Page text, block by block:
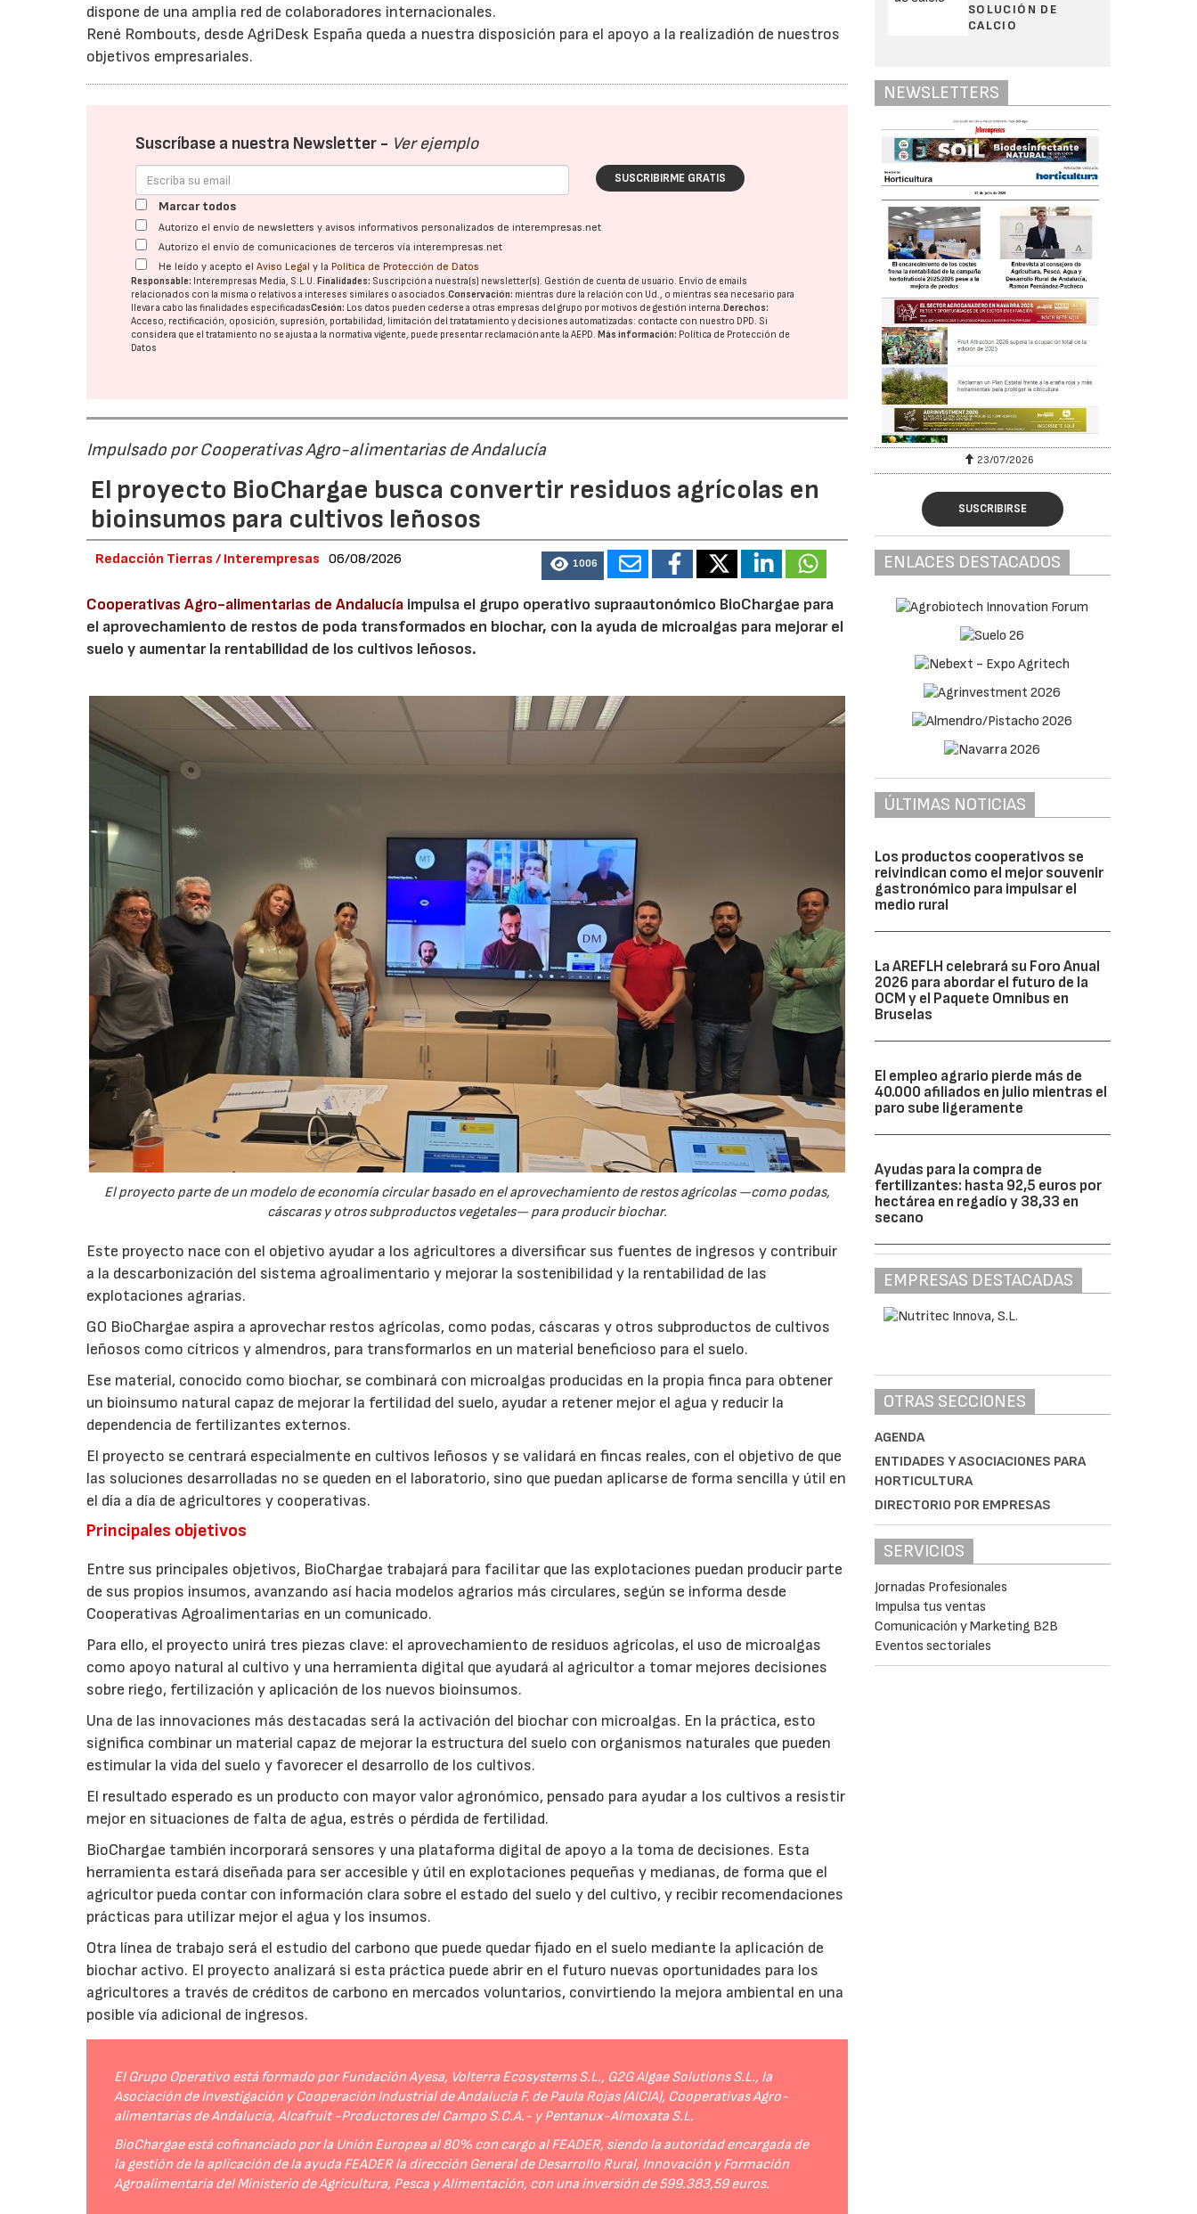
dispone de una amplia red de colaboradores internacionales.
René Rombouts, desde AgriDesk España queda a nuestra disposición para el apoyo a la realizadión de nuestros
objetivos empresariales.
Suscríbase a nuestra Newsletter - Ver ejemplo
SUSCRIBIRME GRATIS
Marcar todos
Autorizo el envío de newsletters y avisos informativos personalizados de interempresas.net
Autorizo el envío de comunicaciones de terceros vía interempresas.net
He leído y acepto elAviso Legal y la Política de Protección de Datos
Responsable: Interempresas Media, S.L.U. Finalidades: Suscripción a nuestra(s) newsletter(s). Gestión de cuenta de usuario. Envío de emails
relacionados con la misma o relativos a intereses similares o asociados.Conservación: mientras dure la relación con Ud., o mientras sea necesario para
llevar a cabo las finalidades especificadasCesión: Los datos pueden cederse a otras empresas del grupo por motivos de gestión interna. Derechos:
Acceso, rectificación, oposición, supresión, portabilidad, limitación del tratatamiento y decisiones automatizadas: contacte con nuestro DPD. Si
considera que el tratamiento no se ajusta a la normativa vigente, puede presentar reclamación ante laAEPD. Más información: Política de Protección de
Datos
Impulsado por Cooperativas Agro-alimentarias de Andalucía
El proyecto BioChargae busca convertir residuos agrícolas en
bioinsumos para cultivos leñosos
Redacción Tierras / Interempresas 06/08/2026 1006
Cooperativas Agro-alimentarias de Andalucía impulsa el grupo operativo supraautonómico BioChargae para
el aprovechamiento de restos de poda transformados en biochar, con la ayuda de microalgas para mejorar el
suelo y aumentar la rentabilidad de los cultivos leñosos.
El proyecto parte de un modelo de economía circular basado en el aprovechamiento de restos agrícolas —como podas,
cáscaras y otros subproductos vegetales— para producir biochar.
Este proyecto nace con el objetivo ayudar a los agricultores a diversificar sus fuentes de ingresos y contribuir
a la descarbonización del sistema agroalimentario y mejorar la sostenibilidad y la rentabilidad de las
explotaciones agrarias.
GO BioChargae aspira a aprovechar restos agrícolas, como podas, cáscaras y otros subproductos de cultivos
leñosos como cítricos y almendros, para transformarlos en un material beneficioso para el suelo.
Ese material, conocido como biochar, se combinará con microalgas producidas en la propia finca para obtener
un bioinsumo natural capaz de mejorar la fertilidad del suelo, ayudar a retener mejor el agua y reducir la
dependencia de fertilizantes externos.
El proyecto se centrará especialmente en cultivos leñosos y se validará en fincas reales, con el objetivo de que
las soluciones desarrolladas no se queden en el laboratorio, sino que puedan aplicarse de forma sencilla y útil en
el día a día de agricultores y cooperativas.
Principales objetivos
Entre sus principales objetivos, BioChargae trabajará para facilitar que las explotaciones puedan producir parte
de sus propios insumos, avanzando así hacia modelos agrarios más circulares, según se informa desde
Cooperativas Agroalimentarias en un comunicado.
Para ello, el proyecto unirá tres piezas clave: el aprovechamiento de residuos agrícolas, el uso de microalgas
como apoyo natural al cultivo y una herramienta digital que ayudará al agricultor a tomar mejores decisiones
sobre riego, fertilización y aplicación de los nuevos bioinsumos.
Una de las innovaciones más destacadas será la activación del biochar con microalgas. En la práctica, esto
significa combinar un material capaz de mejorar la estructura del suelo con organismos naturales que pueden
estimular la vida del suelo y favorecer el desarrollo de los cultivos.
El resultado esperado es un producto con mayor valor agronómico, pensado para ayudar a los cultivos a resistir
mejor en situaciones de falta de agua, estrés o pérdida de fertilidad.
BioChargae también incorporará sensores y una plataforma digital de apoyo a la toma de decisiones. Esta
herramienta estará diseñada para ser accesible y útil en explotaciones pequeñas y medianas, de forma que el
agricultor pueda contar con información clara sobre el estado del suelo y del cultivo, y recibir recomendaciones
prácticas para utilizar mejor el agua y los insumos.
Otra línea de trabajo será el estudio del carbono que puede quedar fijado en el suelo mediante la aplicación de
biochar activo. El proyecto analizará si esta práctica puede abrir en el futuro nuevas oportunidades para los
agricultores a través de créditos de carbono en mercados voluntarios, convirtiendo la mejora ambiental en una
posible vía adicional de ingresos.
El Grupo Operativo está formado por Fundación Ayesa, Volterra Ecosystems S.L., G2G Algae Solutions S.L., la
Asociación de Investigación y Cooperación Industrial de Andalucía F. de Paula Rojas (AICIA), Cooperativas Agro-
alimentarias de Andalucía, Alcafruit -Productores del Campo S.C.A.- y Pentanux-Almoxata S.L.
BioChargae está cofinanciado por la Unión Europea al 80% con cargo al FEADER, siendo la autoridad encargada de
la gestión de la aplicación de la ayuda FEADER la dirección General de Desarrollo Rural, Innovación y Formación
Agroalimentaria del Ministerio de Agricultura, Pesca y Alimentación, con una inversión de 599.383,59 euros.
SOLUCIÓN DE
CALCIO
NEWSLETTERS
23/07/2026 23/07/2026
SUSCRIBIRSE
ENLACES DESTACADOS
ÚLTIMAS NOTICIAS
Los productos cooperativos se
reivindican como el mejor souvenir
gastronómico para impulsar el
medio rural
La AREFLH celebrará su Foro Anual
2026 para abordar el futuro de la
OCM y el Paquete Omnibus en
Bruselas
El empleo agrario pierde más de
40.000 afiliados en julio mientras el
paro sube ligeramente
Ayudas para la compra de
fertilizantes: hasta 92,5 euros por
hectárea en regadío y 38,33 en
secano
EMPRESAS DESTACADAS
OTRAS SECCIONES
AGENDA
ENTIDADES Y ASOCIACIONES PARA
HORTICULTURA
DIRECTORIO POR EMPRESAS
SERVICIOS
Jornadas Profesionales
Impulsa tus ventas
Comunicación y Marketing B2B
Eventos sectoriales